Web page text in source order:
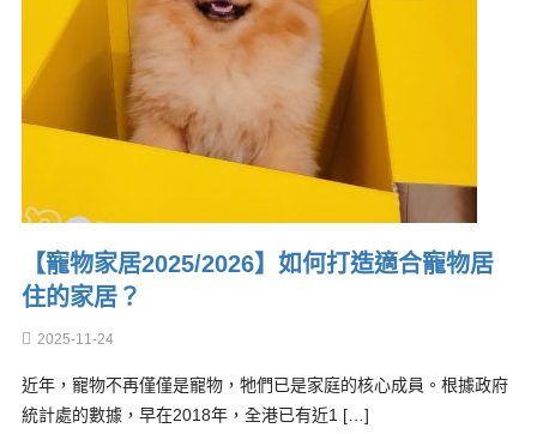
【寵物家居2025/2026】如何打造適合寵物居
住的家居？
2025-11-24
近年，寵物不再僅僅是寵物，牠們已是家庭的核心成員。根據政府
統計處的數據，早在2018年，全港已有近1 […]